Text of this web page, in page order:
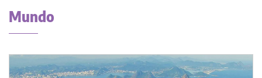
Mundo